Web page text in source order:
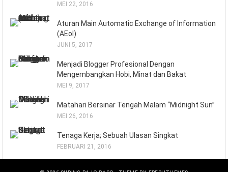
MEI 22, 2016
Aturan Main Automatic Exchange of Information
(AEoI)
JUNI 5, 2017
Menjadi Blogger Profesional Dengan
Mengembangkan Hobi, Minat dan Bakat
MEI 9, 2017
Matahari Bersinar Tengah Malam “Midnight Sun”
MEI 26, 2016
Tenaga Kerja; Sebuah Ulasan Singkat
FEBRUARI 21, 2016